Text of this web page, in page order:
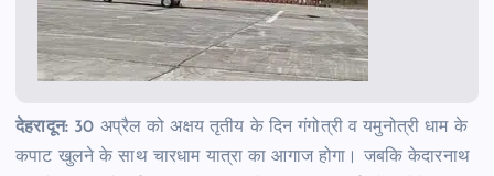
देहरादून:30 अप्रैल को अक्षय तृतीय के दिन गंगोत्री व यमुनोत्री धाम के
कपाट खुलने के साथ चारधाम यात्रा का आगाज होगा। जबकि केदारनाथ